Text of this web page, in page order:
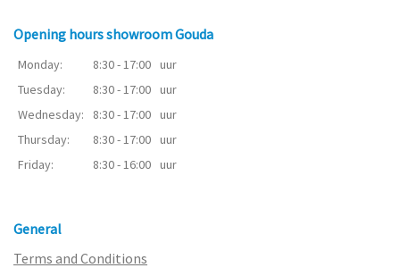
Opening hours showroom Gouda
Monday: 8:30 - 17:00 uur
Tuesday:
8:30 - 17:00 uur
Wednesday:
8:30 - 17:00 uur
Thursday:
8:30 - 17:00 uur
Friday:
8:30 - 16:00 uur
General
Terms and Conditions